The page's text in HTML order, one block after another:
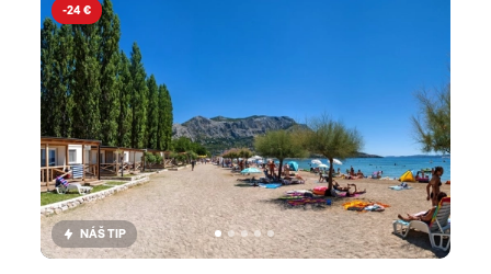
-24 €
NÁŠ TIP